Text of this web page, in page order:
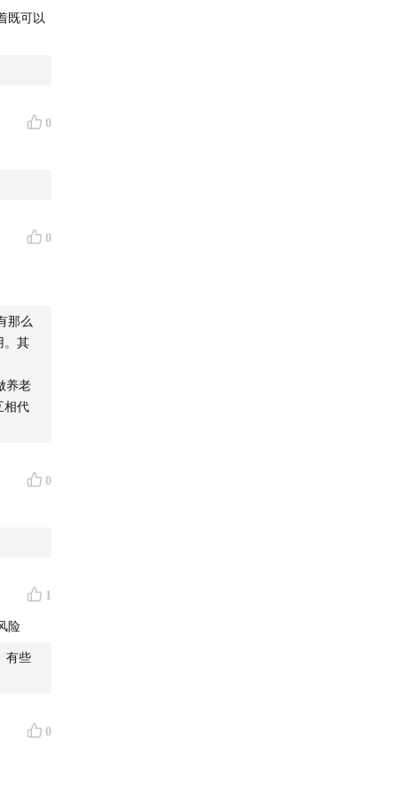
减缓
有太
我们一
金
既可以
0
0
那么
。其
养老
相代
0
1
险
有些
0